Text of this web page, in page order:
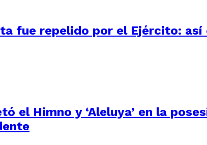
fue repelido por el Ejército: así
el Himno y ‘Aleluya’ en la